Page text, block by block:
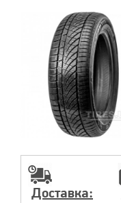
Доставка: